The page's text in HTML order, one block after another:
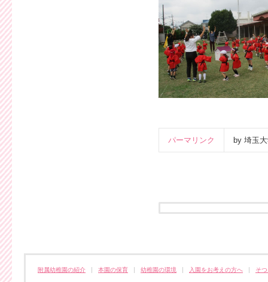
パーマリンク by 埼玉
附属幼稚園の紹介 本園の保育 幼稚園の環境 入園をお考えの方へ そ